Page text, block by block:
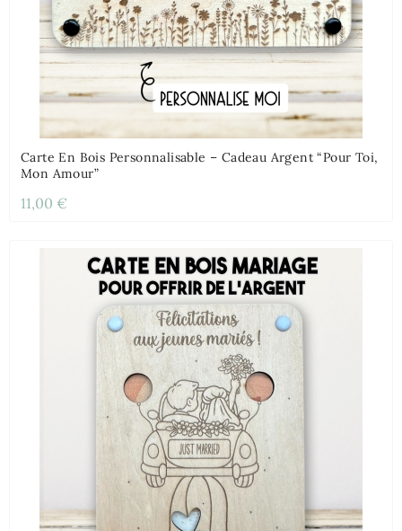
Carte En Bois Personnalisable – Cadeau Argent “Pour Toi,
Mon Amour”
11,00 €